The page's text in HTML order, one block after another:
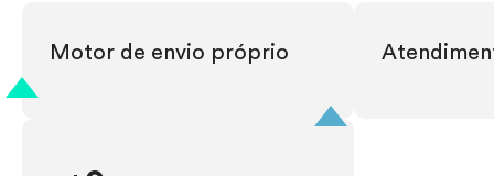
Motor de envio próprio